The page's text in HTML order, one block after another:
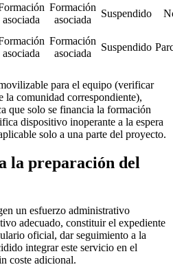
asociada
Formación
asociada
Suspendido
asociada
Formación
asociada
Suspendido
para el equipo (verificar
la comunidad correspondiente),
que solo se financia la formación
dispositivo inoperante a la espera
solo a una parte del proyecto.
la preparación del
un esfuerzo administrativo
adecuado, constituir el expediente
oficial, dar seguimiento a la
integrar este servicio en el
coste adicional.